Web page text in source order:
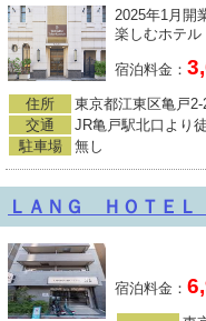
2025年1月開
楽しむホテル
宿泊料金：
住所
東京都江東区亀戸2-
交通
JR亀戸駅北口より
駐車場
無し
ＬＡＮＧ ＨＯＴＥ
宿泊料金：